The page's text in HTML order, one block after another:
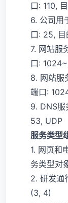
口: 110,
6. 公司用
口: 25,
7. 网站服
口:
8. 网站服
端口:
9. DNS
53, UDP
服务类型
1. 网页和
务类型对
2. 研发通
(3, 4)